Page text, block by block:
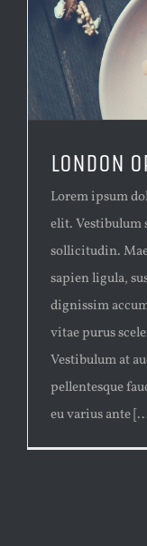
LONDON
Lorem ipsum
elit. Vestibulum
sollicitudin.
sapien ligula,
dignissim
vitae purus
Vestibulum at
pellentesque
eu varius ante